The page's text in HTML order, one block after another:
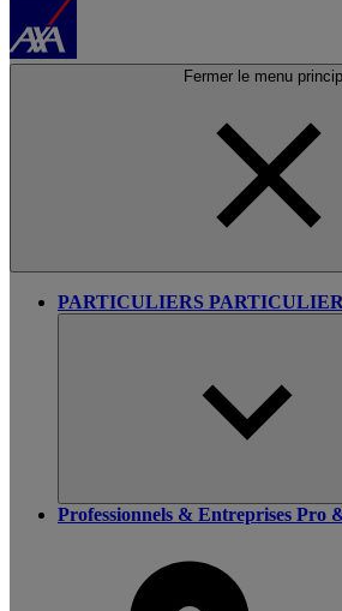
Fermer le menu
PARTICULIERS
Professionnels & Entreprises Pro